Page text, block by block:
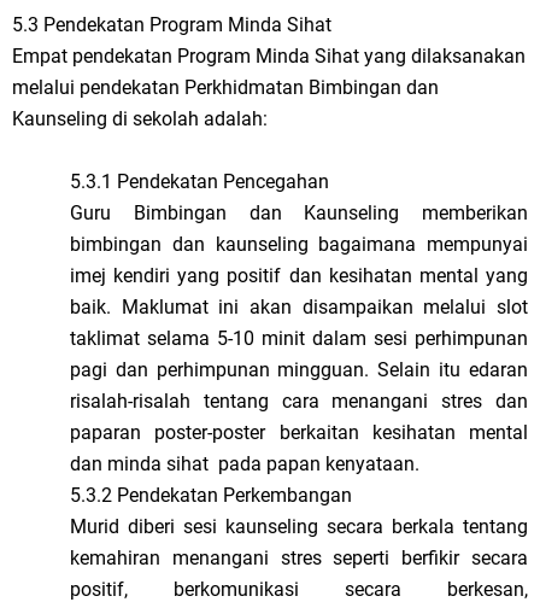
5.3 Pendekatan Program Minda Sihat
Empat pendekatan Program Minda Sihat yang dilaksanakan
melalui pendekatan Perkhidmatan Bimbingan dan
Kaunseling di sekolah adalah:
5.3.1 Pendekatan Pencegahan
Guru Bimbingan dan Kaunseling memberikan
bimbingan dan kaunseling bagaimana mempunyai
imej kendiri yang positif dan kesihatan mental yang
baik. Maklumat ini akan disampaikan melalui slot
taklimat selama 5-10 minit dalam sesi perhimpunan
pagi dan perhimpunan mingguan. Selain itu edaran
risalah-risalah tentang cara menangani stres dan
paparan poster-poster berkaitan kesihatan mental
dan minda sihat pada papan kenyataan.
5.3.2 Pendekatan Perkembangan
Murid diberi sesi kaunseling secara berkala tentang
kemahiran menangani stres seperti berfikir secara
positif, berkomunikasi secara berkesan,